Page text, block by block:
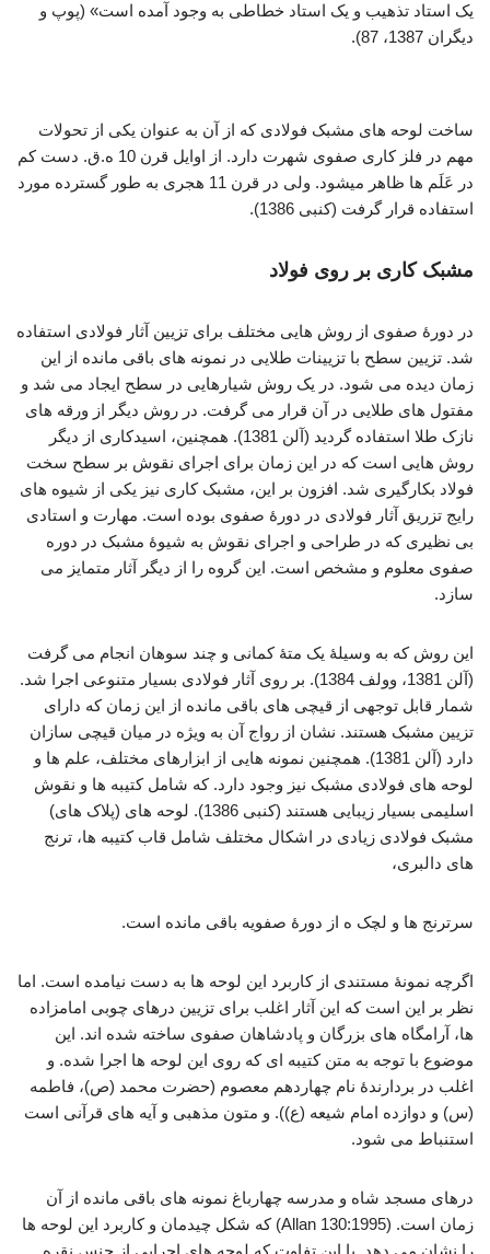
یک استاد تذهیب و یک استاد خطاطی به وجود آمده است» (پوپ و
دیگران 1387، 87).
ساخت لوحه های مشبک فولادی که از آن به عنوان یکی از تحولات
مهم در فلز کاری صفوی شهرت دارد. از اوایل قرن 10 ه.ق. دست کم
در عَلَم ها ظاهر میشود. ولی در قرن 11 هجری به طور گسترده مورد
استفاده قرار گرفت (کنبی 1386).
مشبک کاری بر روی فولاد
در دورۀ صفوی از روش هایی مختلف برای تزیین آثار فولادی استفاده
شد. تزیین سطح با تزیینات طلایی در نمونه های باقی مانده از این
زمان دیده می شود. در یک روش شیارهایی در سطح ایجاد می شد و
مفتول های طلایی در آن قرار می گرفت. در روش دیگر از ورقه های
نازک طلا استفاده گردید (آلن 1381). همچنین، اسیدکاری از دیگر
روش هایی است که در این زمان برای اجرای نقوش بر سطح سخت
فولاد بکارگیری شد. افزون بر این، مشبک کاری نیز یکی از شیوه های
رایج تزریق آثار فولادی در دورۀ صفوی بوده است. مهارت و استادی
بی نظیری که در طراحی و اجرای نقوش به شیوۀ مشبک در دوره
صفوی معلوم و مشخص است. این گروه را از دیگر آثار متمایز می
سازد.
این روش که به وسیلۀ یک متۀ کمانی و چند سوهان انجام می گرفت
(آلن 1381، وولف 1384). بر روی آثار فولادی بسیار متنوعی اجرا شد.
شمار قابل توجهی از قیچی های باقی مانده از این زمان که دارای
تزیین مشبک هستند. نشان از رواج آن به ویژه در میان قیچی سازان
دارد (آلن 1381). همچنین نمونه هایی از ابزارهای مختلف، علم ها و
لوحه های فولادی مشبک نیز وجود دارد. که شامل کتیبه ها و نقوش
اسلیمی بسیار زیبایی هستند (کنبی 1386). لوحه های (پلاک های)
مشبک فولادی زیادی در اشکال مختلف شامل قاب کتیبه ها، ترنج
های دالبری،
سرترنج ها و لچک ه از دورۀ صفویه باقی مانده است.
اگرچه نمونۀ مستندی از کاربرد این لوحه ها به دست نیامده است. اما
نظر بر این است که این آثار اغلب برای تزیین درهای چوبی امامزاده
ها، آرامگاه های بزرگان و پادشاهان صفوی ساخته شده اند. این
موضوع با توجه به متن کتیبه ای که روی این لوحه ها اجرا شده. و
اغلب در بردارندۀ نام چهاردهم معصوم (حضرت محمد (ص)، فاطمه
(س) و دوازده امام شیعه (ع)). و متون مذهبی و آیه های قرآنی است
استنباط می شود.
درهای مسجد شاه و مدرسه چهارباغ نمونه های باقی مانده از آن
زمان است. (130:1995 Allan) که شکل چیدمان و کاربرد این لوحه ها
را نشان می دهد. با این تفاوت که لوحه های اجرایی از جنس نقره